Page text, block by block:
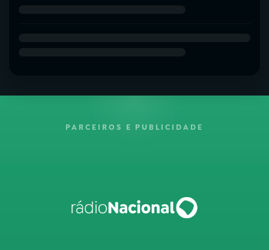
PARCEIROS E PUBLICIDADE